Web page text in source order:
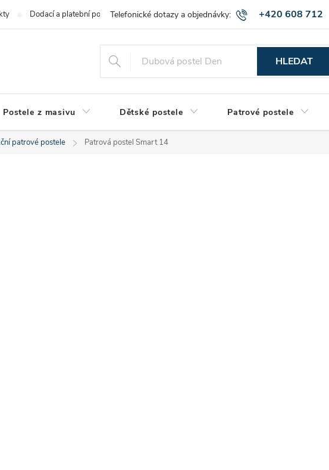
+420 608 712
515
Dodací a platební podmínky Obchodní podmínky Montáž a výnos zboží
HLEDAT
Postele z masivu Dětské postele Patrové postele
patrové postele Patrová postel Smart 14